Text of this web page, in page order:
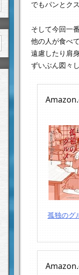
でもパンとク
そして今回一
他の人が食べ
遠慮したり肩
ずいぶん図々
孤独のグ